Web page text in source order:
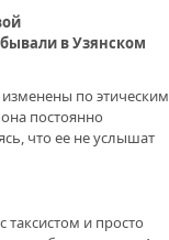
ИНТЕРНАТ
ПОМОЩЬ
В
в Узянском
по этическим
постоянно
что ее не услышат
и просто